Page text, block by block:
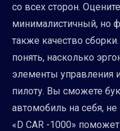
со всех сторон.
минималистичный, но
также качество
понять, насколько
элементы управления
пилоту. Вы сможете
автомобиль на себя,
«D CAR -1000»